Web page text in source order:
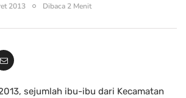
2013 Dibaca 2 Menit
sejumlah ibu-ibu dari Kecamatan